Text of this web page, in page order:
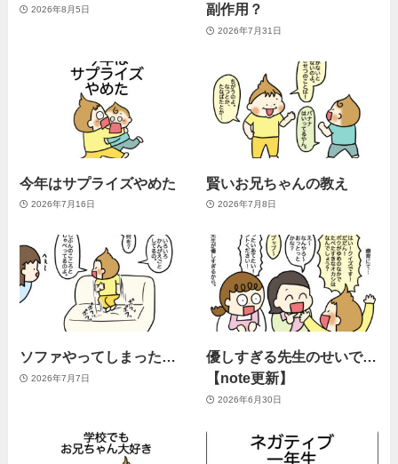
2026年8月5日
副作用？
2026年7月31日
今年はサプライズやめた
2026年7月16日
賢いお兄ちゃんの教え
2026年7月8日
ソファやってしまった…
2026年7月7日
優しすぎる先生のせいで…
【note更新】
2026年6月30日